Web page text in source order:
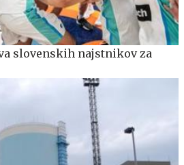
slovenskih najstnikov za